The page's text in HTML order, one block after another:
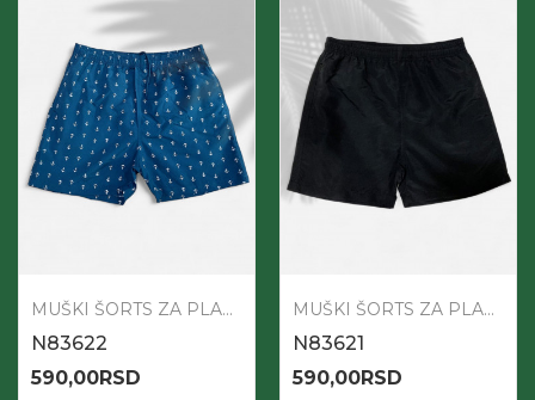
MUŠKI ŠORTS ZA PLAŽU
N83622
590,00RSD
MUŠKI ŠORTS ZA PLAŽU
N83621
590,00RSD